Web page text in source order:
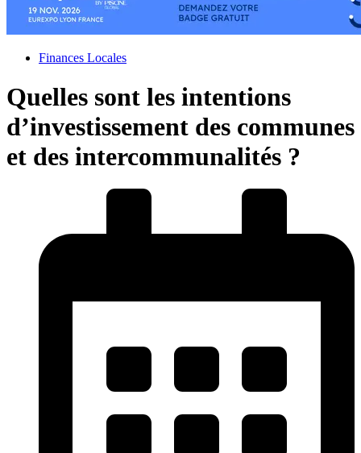
Finances Locales
Quelles sont les intentions
d’investissement des communes
et des intercommunalités ?